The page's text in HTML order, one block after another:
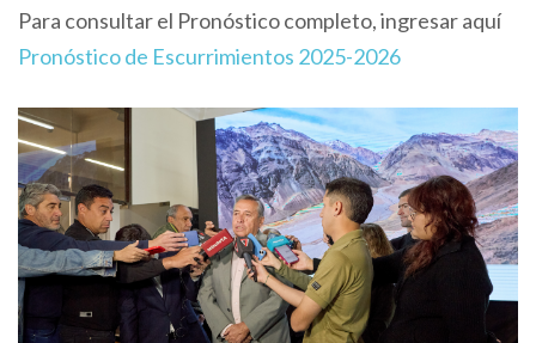
Para consultar el Pronóstico completo, ingresar aquí
Pronóstico de Escurrimientos 2025-2026